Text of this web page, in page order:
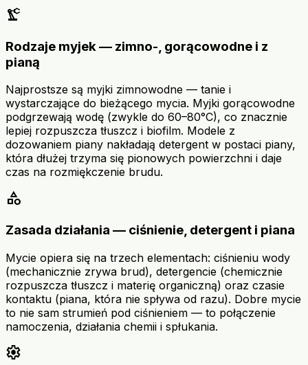
precision_manufacturing
Rodzaje myjek — zimno-, gorącowodne i z
pianą
Najprostsze są myjki zimnowodne — tanie i
wystarczające do bieżącego mycia. Myjki gorącowodne
podgrzewają wodę (zwykle do 60–80°C), co znacznie
lepiej rozpuszcza tłuszcz i biofilm. Modele z
dozowaniem piany nakładają detergent w postaci piany,
która dłużej trzyma się pionowych powierzchni i daje
czas na rozmiękczenie brudu.
category
Zasada działania — ciśnienie, detergent i piana
Mycie opiera się na trzech elementach: ciśnieniu wody
(mechanicznie zrywa brud), detergencie (chemicznie
rozpuszcza tłuszcz i materię organiczną) oraz czasie
kontaktu (piana, która nie spływa od razu). Dobre mycie
to nie sam strumień pod ciśnieniem — to połączenie
namoczenia, działania chemii i spłukania.
settings